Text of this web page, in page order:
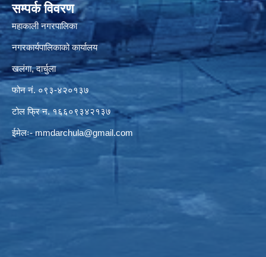
सम्पर्क विवरण
महाकाली नगरपालिका
नगरकार्यपालिकाको कार्यालय
खलंगा, दार्चुला
फोन नं. ०९३-४२०१३७
टोल फ्रि न. १६६०९३४२१३७
ईमेलः-mmdarchula@gmail.com